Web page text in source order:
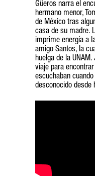
Güeros narra el
hermano menor,
de México tras
casa de su madre.
imprime energía a
amigo Santos, la
huelga de la
viaje para
escuchaban
desconocido desde